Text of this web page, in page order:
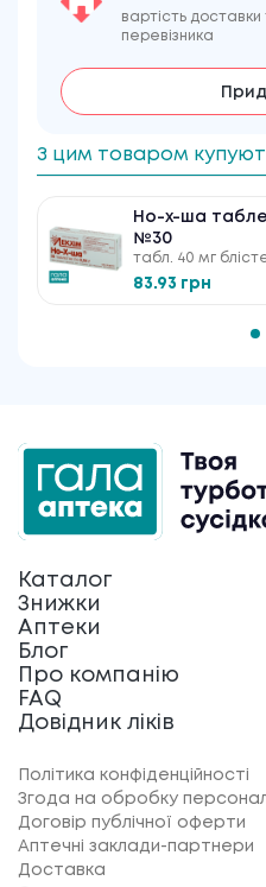
вартість
перевізника
З цим товаром
Но-х-ша
№30
табл. 40 мг
83.93 грн
Каталог
Знижки
Аптеки
Блог
Про компанію
FAQ
Довідник ліків
Політика конфіденційності
Згода на обробку
Договір публічної оферти
Аптечні заклади-партнери
Доставка